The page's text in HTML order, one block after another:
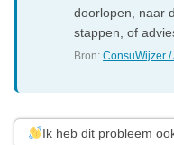
doorlopen, naar
stappen, of
Bron:ConsuWijzer /
Ik heb dit probleem